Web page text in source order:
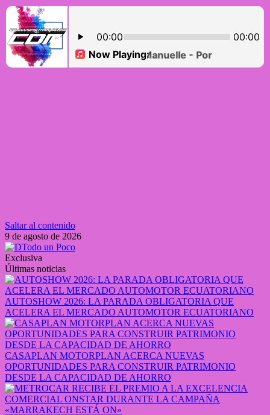
Saltar al contenido
9 de agosto de 2026
Exclusiva
Últimas noticias
AUTOSHOW 2026: LA PARADA OBLIGATORIA QUE
ACELERA EL MERCADO AUTOMOTOR ECUATORIANO
CASAPLAN MOTORPLAN ACERCA NUEVAS
OPORTUNIDADES PARA CONSTRUIR PATRIMONIO
DESDE LA CAPACIDAD DE AHORRO